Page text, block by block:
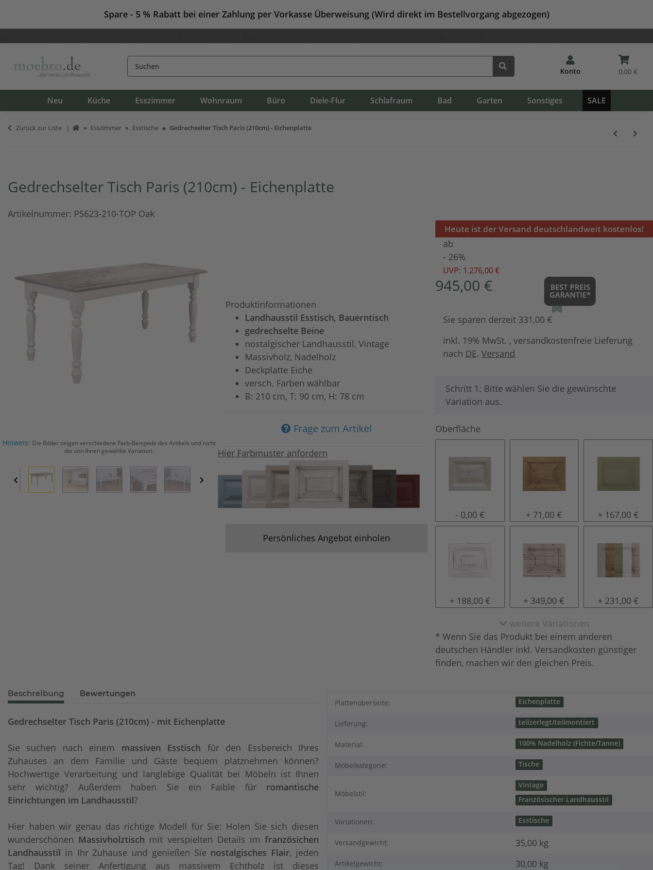
Spare - 5 % Rabatt bei einer Zahlung per Vorkasse Überweisung (Wird direkt im Bestellvorgang abgezogen)
Konto 0,00 €
Neu Küche Esszimmer Wohnraum Büro Diele-Flur Schlafraum Bad Garten Sonstiges SALE
Zurück zur Liste Esszimmer Esstische Gedrechselter Tisch Paris (210cm) - Eichenplatte
Gedrechselter Tisch Paris (210cm) - Eichenplatte
Artikelnummer: PS623-210-TOP Oak
Hinweis: Die Bilder zeigen verschiedene Farb-Beispiele des Artikels und nicht
die von Ihnen gewählte Variation.
Produktinformationen
Landhausstil Esstisch, Bauerntisch
gedrechselte Beine
nostalgischer Landhausstil, Vintage
Massivholz, Nadelholz
Deckplatte Eiche
versch. Farben wählbar
B: 210 cm, T: 90 cm, H: 78 cm
Frage zum Artikel
Hier Farbmuster anfordern
Persönliches Angebot einholen
Heute ist der Versand deutschlandweit kostenlos!
ab
- 26%
UVP: 1.276,00 €
945,00 €
Sie sparen derzeit 331,00 €
inkl. 19% MwSt. , versandkostenfreie Lieferung
nach DE. Versand
x
Schritt 1: Bitte wählen Sie die gewünschte
Variation aus.
Oberfläche
natur (unlackiert)
- 0,00 € gewachst
+ 71,00 € lackiert
+ 167,00 €
shabby chic / antik look
+ 188,00 € tief gebürstet
+ 349,00 € Konfigurator
+ 231,00 €
weitere Variationen
* Wenn Sie das Produkt bei einem anderen
deutschen Händler inkl. Versandkosten günstiger
finden, machen wir den gleichen Preis.
Beschreibung Bewertungen
Gedrechselter Tisch Paris (210cm) - mit Eichenplatte
Sie suchen nach einem massiven Esstisch für den Essbereich Ihres
Zuhauses an dem Familie und Gäste bequem platznehmen können?
Hochwertige Verarbeitung und langlebige Qualität bei Möbeln ist Ihnen
sehr wichtig? Außerdem haben Sie ein Faible für romantische
Einrichtungen im Landhausstil?
Hier haben wir genau das richtige Modell für Sie: Holen Sie sich diesen
wunderschönen Massivholztisch mit verspielten Details imfranzösichen
Landhausstil in Ihr Zuhause und genießen Sie nostalgisches Flair, jeden
Tag! Dank seiner Anfertigung aus massivem Echtholz ist dieses
Produkteigenschaft
Wert
Plattenoberseite: Eichenplatte
Lieferung: teilzerlegt/teilmontiert
Material: 100% Nadelholz (Fichte/Tanne)
Möbelkategorie: Tische
Möbelstil:
Vintage
Französischer Landhausstil
Variationen: Esstische
Versandgewicht: 35,00 kg
Artikelgewicht: 30,00 kg